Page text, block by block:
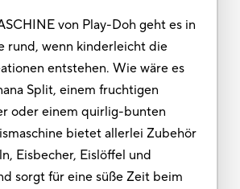
von Play-Doh geht es in
rund, wenn kinderleicht die
entstehen. Wie wäre es
Split, einem fruchtigen
oder einem quirlig-bunten
bietet allerlei Zubehör
Eisbecher, Eislöffel und
sorgt für eine süße Zeit beim